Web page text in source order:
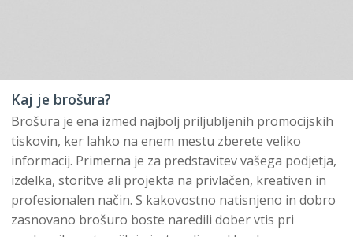
Kaj je brošura?
Brošura je ena izmed najbolj priljubljenih promocijskih
tiskovin, ker lahko na enem mestu zberete veliko
informacij. Primerna je za predstavitev vašega podjetja,
izdelka, storitve ali projekta na privlačen, kreativen in
profesionalen način. S kakovostno natisnjeno in dobro
zasnovano brošuro boste naredili dober vtis pri